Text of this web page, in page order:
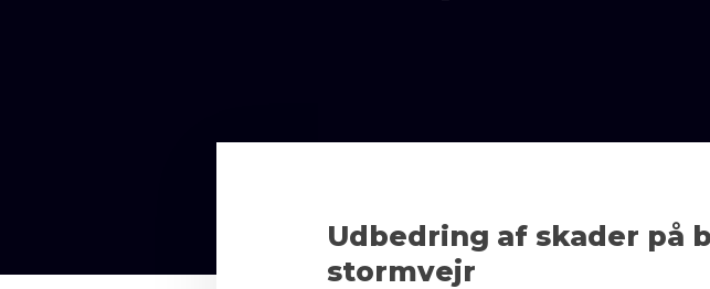
Udbedring af skader på
stormvejr